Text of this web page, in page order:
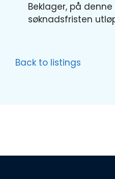
Beklager, på
søknadsfristen
Back to listings